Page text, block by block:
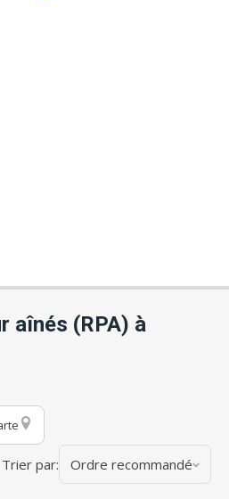
aînés (RPA) à
Trier par: Ordre recommandé